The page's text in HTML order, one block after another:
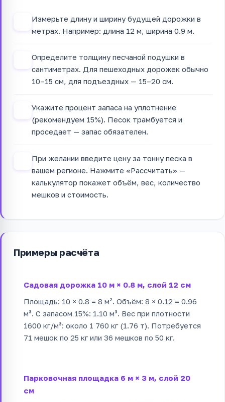
Измерьте длину и ширину будущей дорожки в
метрах. Например: длина 12 м, ширина 0.9 м.
Определите толщину песчаной подушки в
сантиметрах. Для пешеходных дорожек обычно
10–15 см, для подъездных — 15–20 см.
Укажите процент запаса на уплотнение
(рекомендуем 15%). Песок трамбуется и
проседает — запас обязателен.
При желании введите цену за тонну песка в
вашем регионе. Нажмите «Рассчитать» —
калькулятор покажет объём, вес, количество
мешков и стоимость.
Примеры расчёта
Садовая дорожка 10 м × 0.8 м, слой 12 см
Площадь: 10 × 0.8 = 8 м². Объём: 8 × 0.12 = 0.96
м³. С запасом 15%: 1.10 м³. Вес при плотности
1600 кг/м³: около 1 760 кг (1.76 т). Потребуется
71 мешок по 25 кг или 36 мешков по 50 кг.
Парковочная площадка 6 м × 3 м, слой 20
см